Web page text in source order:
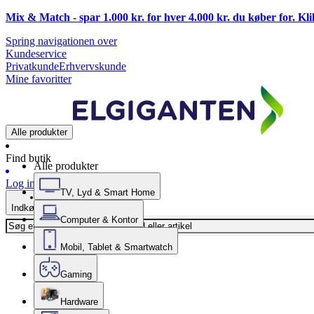
Mix & Match - spar 1.000 kr. for hver 4.000 kr. du køber for.
Spring navigationen over
Kundeservice
PrivatkundeErhvervskunde
Mine favoritter
Alle produkter
Find butik
Log ind
Indkøbskurv
Alle produkter
TV, Lyd & Smart Home
Computer & Kontor
Mobil, Tablet & Smartwatch
Gaming
Hardware